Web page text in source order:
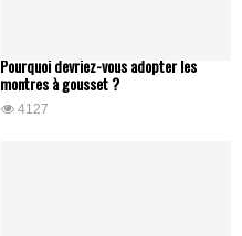
Pourquoi devriez-vous adopter les
montres à gousset ?
4127